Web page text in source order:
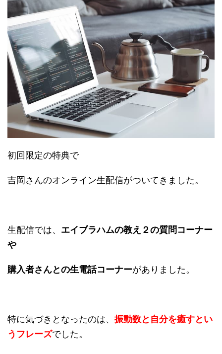
初回限定の特典で
吉岡さんのオンライン生配信がついてきました。
生配信では、 エイブラハムの教え２の質問コーナー
や
購入者さんとの生電話コーナーがありました。
特に気づきとなったのは、 振動数と自分を癒すとい
う フレーズでした。